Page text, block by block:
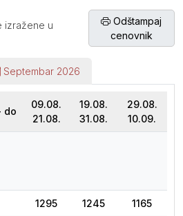
izražene u
Odštampaj
cenovnik
Septembar 2026
do
09.08.
21.08.
19.08.
31.08.
29.08.
10.09.
1295 1245 1165